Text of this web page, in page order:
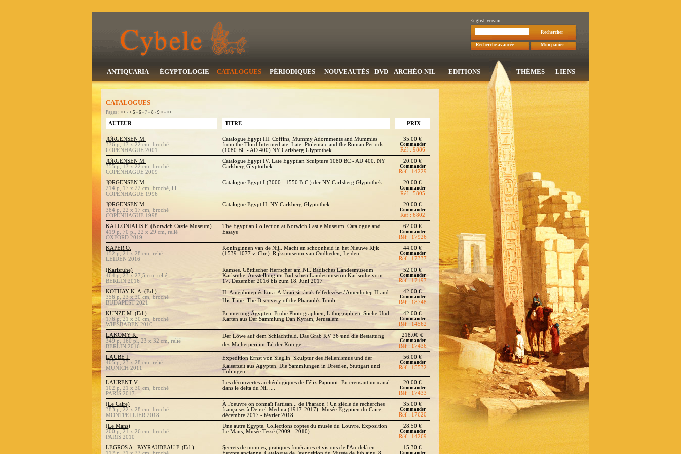
English version
Rechercher
Recherche avancée Mon panier
ANTIQUARIA ÉGYPTOLOGIE CATALOGUES PÉRIODIQUES NOUVEAUTÉS DVD ARCHÉO-NIL EDITIONS THÉMES LIENS
CATALOGUES
Pages : << - < 5 - 6 - 7 - 8 - 9 > - >>
AUTEUR TITRE PRIX
JØRGENSEN M.
376 p, 17 x 22 cm, broché
COPENHAGUE 2001
Catalogue Egypt III. Coffins, Mummy Adornments and Mummies
from the Third Intermediate, Late, Ptolemaic and the Roman Periods
(1080 BC - AD 400) NY Carlsberg Glyptothek.
35.00 €
Commander
Réf : 9886
JØRGENSEN M.
355 p, 17 x 22 cm, broché
COPENHAGUE 2009
Catalogue Egypt IV. Late Egyptian Sculpture 1080 BC - AD 400. NY
Carlsberg Glyptothek.
20.00 €
Commander
Réf : 14229
JØRGENSEN M.
214 p, 17 x 22 cm, broché, ill.
COPENHAGUE 1996
Catalogue Egypt I (3000 - 1550 B.C.) der NY Carlsberg Glyptothek 20.00 €
Commander
Réf : 5805
JØRGENSEN M.
384 p, 22 x 17 cm, broché
COPENHAGUE 1998
Catalogue Egypt II. NY Carlsberg Glyptothek 20.00 €
Commander
Réf : 6802
KALLONIATIS F. (Norwich Castle Museum)
419 p, 70 pl, 22 x 29 cm, relié
OXFORD 2019
The Egyptian Collection at Norwich Castle Museum. Catalogue and
Essays
62.00 €
Commander
Réf : 17926
KAPER O.
152 p, 21 x 28 cm, relié
LEIDEN 2016
Koninginnen van de Nijl. Macht en schoonheid in het Nieuwe Rijk
(1539-1077 v. Chr.). Rijksmuseum van Oudheden, Leiden
44.00 €
Commander
Réf : 17337
(Karlsruhe)
464 p, 23 x 27,5 cm, relié
BERLIN 2016
Ramses. Göttlischer Herrscher am Nil. Badisches Landesmuseum
Karlsruhe. Ausstellung im Badischen Landesmuseum Karlsruhe vom
17. Dezember 2016 bis zum 18. Juni 2017
52.00 €
Commander
Réf : 17197
KOTHAY K. A. (Ed.)
356 p, 23 x 30 cm, broché
BUDAPEST 2021
II. Amenhotep és kora  A fáraó sírjának felfedezése / Amenhotep II and
His Time. The Discovery of the Pharaoh's Tomb
42.00 €
Commander
Réf : 18748
KUNZE M. (Ed.)
176 p, 21 x 30 cm, broché
WIESBADEN 2010
Erinnerung Ägypten. Frühe Photographien, Lithographien, Stiche Und
Karten aus Der Sammlung Dan Kyram, Jerusalem
42.00 €
Commander
Réf : 14562
LAKOMY K.
349 p, 160 pl, 23 x 32 cm, relié
BERLIN 2016
Der Löwe auf dem Schlachtfeld. Das Grab KV 36 und die Bestattung
des Maiherperi im Tal der Könige
218.00 €
Commander
Réf : 17436
LAUBE I.
405 p, 23 x 28 cm, relié
MUNICH 2011
Expedition Ernst von Sieglin  Skulptur des Hellenismus und der
Kaiserzeit aus Ägypten. Die Sammlungen in Dresden, Stuttgart und
Tübingen
56.00 €
Commander
Réf : 15532
LAURENT V.
102 p, 21 x 30 cm, broché
PARIS 2017
Les découvertes archéologiques de Félix Paponot. En creusant un canal
dans le delta du Nil ....
20.00 €
Commander
Réf : 17433
(Le Caire)
383 p, 22 x 28 cm, broché
MONTPELLIER 2018
À l'oeuvre on connaît l'artisan... de Pharaon ! Un siècle de recherches
françaises à Deir el-Medina (1917-2017)- Musée Égyptien du Caire,
décembre 2017 - février 2018
35.00 €
Commander
Réf : 17620
(Le Mans)
200 p, 21 x 26 cm, broché
PARIS 2010
Une autre Egypte. Collections coptes du musée du Louvre. Exposition
Le Mans, Musée Tessé (2009 - 2010)
28.50 €
Commander
Réf : 14269
LEGROS A., PAYRAUDEAU F. (Ed.)
Secrets de momies, pratiques funéraires et visions de l'Au-delà en
15.30 €
Commander